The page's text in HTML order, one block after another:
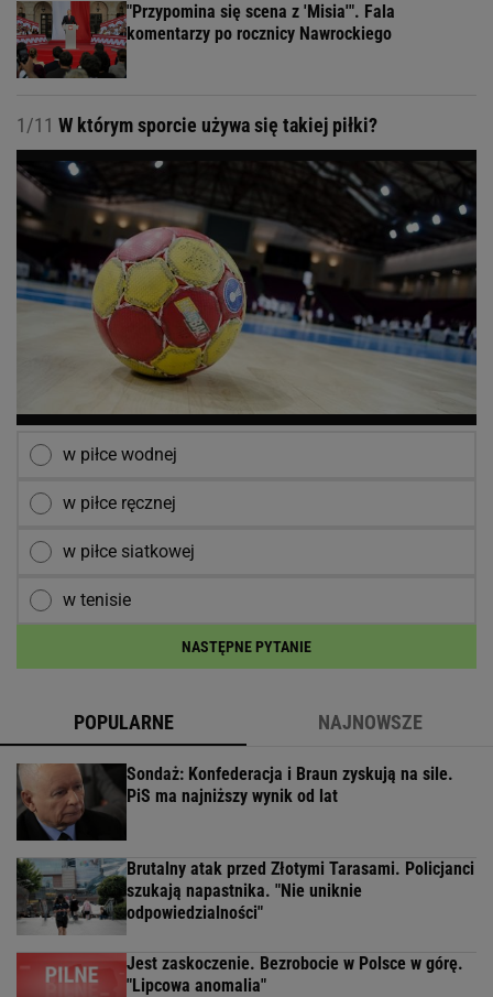
"Przypomina się scena z 'Misia'". Fala
komentarzy po rocznicy Nawrockiego
1/11 W którym sporcie używa się takiej piłki?
w piłce wodnej
w piłce ręcznej
w piłce siatkowej
w tenisie
NASTĘPNE PYTANIE
POPULARNE NAJNOWSZE
Sondaż: Konfederacja i Braun zyskują na sile.
PiS ma najniższy wynik od lat
Brutalny atak przed Złotymi Tarasami. Policjanci
szukają napastnika. "Nie uniknie
odpowiedzialności"
Jest zaskoczenie. Bezrobocie w Polsce w górę.
"Lipcowa anomalia"